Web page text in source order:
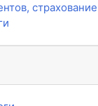
страхование